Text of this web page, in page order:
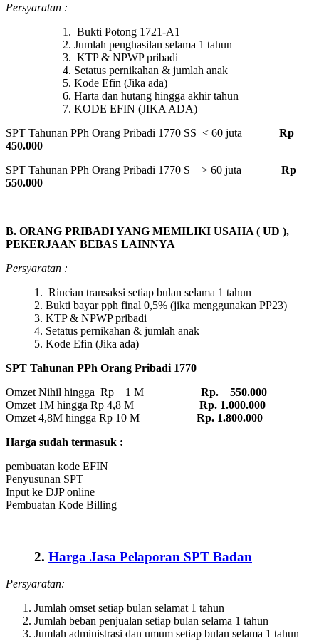
Persyaratan :
1. Bukti Potong 1721-A1
2. Jumlah penghasilan selama 1 tahun
3. KTP & NPWP pribadi
4. Setatus pernikahan & jumlah anak
5. Kode Efin (Jika ada)
6. Harta dan hutang hingga akhir tahun
7. KODE EFIN (JIKA ADA)
SPT Tahunan PPh Orang Pribadi 1770 SS < 60 juta Rp
450.000
SPT Tahunan PPh Orang Pribadi 1770 S > 60 juta Rp
550.000
B. ORANG PRIBADI YANG MEMILIKI USAHA ( UD ),
PEKERJAAN BEBAS LAINNYA
Persyaratan :
1. Rincian transaksi setiap bulan selama 1 tahun
2. Bukti bayar pph final 0,5% (jika menggunakan PP23)
3. KTP & NPWP pribadi
4. Setatus pernikahan & jumlah anak
5. Kode Efin (Jika ada)
SPT Tahunan PPh Orang Pribadi 1770
Omzet Nihil hingga Rp 1 M
Rp. 550.000
Omzet 1M hingga Rp 4,8 M Rp. 1.000.000
Omzet 4,8M hingga Rp 10 M Rp. 1.800.000
Harga sudah termasuk :
pembuatan kode EFIN
Penyusunan SPT
Input ke DJP online
Pembuatan Kode Billing
2. Harga Jasa Pelaporan SPT Badan
Persyaratan:
Jumlah omset setiap bulan selamat 1 tahun
Jumlah beban penjualan setiap bulan selama 1 tahun
Jumlah administrasi dan umum setiap bulan selama 1 tahun